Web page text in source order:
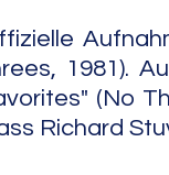
1981).
(No
Richard